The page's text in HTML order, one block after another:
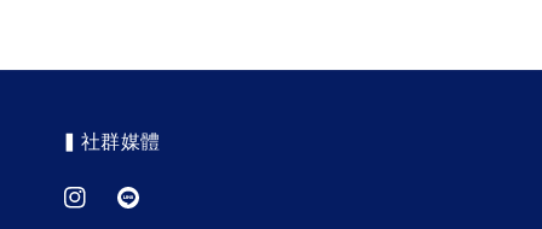
▍社群媒體